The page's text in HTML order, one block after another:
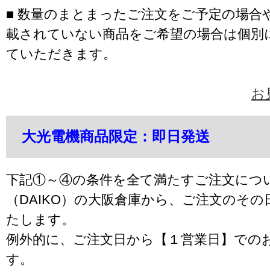
■ 数量のまとまったご注文をご予定の場合
載されていない商品をご希望の場合は個別
ていただきます。
お
大光電機商品限定：即日発送
下記①～④の条件を全て満たすご注文につ
（DAIKO）の大阪倉庫から、ご注文のそ
たします。
例外的に、ご注文日から【１営業日】での
す。